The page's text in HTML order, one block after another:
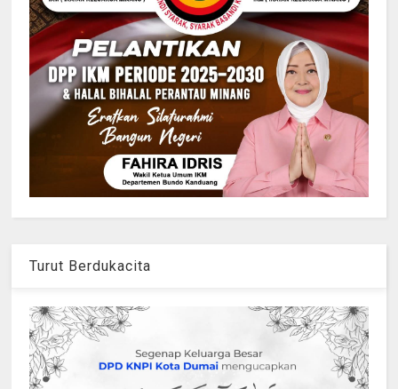
Turut Berdukacita